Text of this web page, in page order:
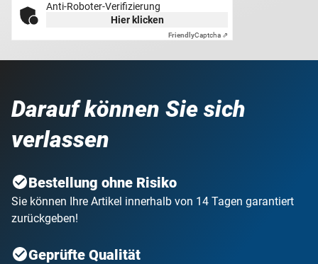
Anti-Roboter-Verifizierung
Hier klicken
FriendlyCaptcha ⇗
Darauf können Sie sich
verlassen
Bestellung ohne Risiko
Sie können Ihre Artikel innerhalb von 14 Tagen garantiert
zurückgeben!
Geprüfte Qualität